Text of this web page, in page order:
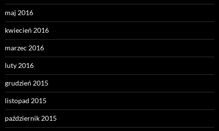
maj 2016
kwiecień 2016
marzec 2016
luty 2016
grudzień 2015
listopad 2015
październik 2015